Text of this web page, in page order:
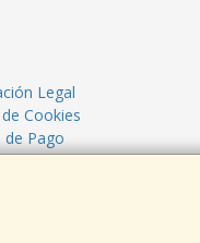
Legal
Cookies
de Pago